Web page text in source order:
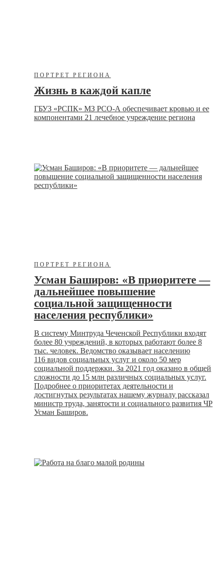
ПОРТРЕТ РЕГИОНА
Жизнь в каждой капле
ГБУЗ «РСПК» МЗ РСО-А обеспечивает кровью и ее
компонентами 21 лечебное учреждение региона
ПОРТРЕТ РЕГИОНА
Усман Баширов: «В приоритете —
дальнейшее повышение
социальной защищенности
населения республики»
В систему Минтруда Чеченской Республики входят
более 80 учреждений, в которых работают более 8
тыс. человек. Ведомство оказывает населению
116 видов социальных услуг и около 50 мер
социальной поддержки. За 2021 год оказано в общей
сложности до 15 млн различных социальных услуг.
Подробнее о приоритетах деятельности и
достигнутых результатах нашему журналу рассказал
министр труда, занятости и социального развития ЧР
Усман Баширов.